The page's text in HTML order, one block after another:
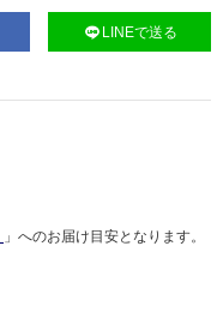
LINEで送る
」へのお届け目安となります。